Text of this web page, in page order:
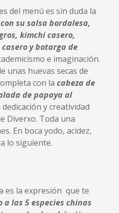
del menú es sin duda la
su salsa bordalesa,
kimchi casero,
y botarga de
e imaginación.
unas huevas secas de
con la cabeza de
de papaya al
y creatividad
Diverxo. Toda una
En boca yodo, acidez,
lo siguiente.
es la expresión que te
a las 5 especies chinas